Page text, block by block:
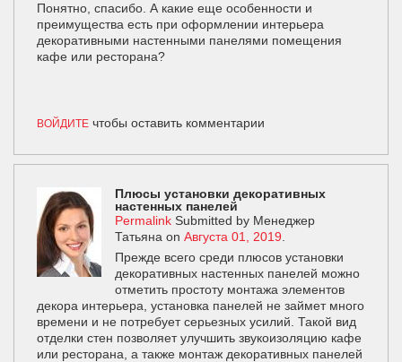
Понятно, спасибо. А какие еще особенности и
преимущества есть при оформлении интерьера
декоративными настенными панелями помещения
кафе или ресторана?
ВОЙДИТЕ чтобы оставить комментарии
Плюсы установки декоративных
настенных панелей
Permalink Submitted by Менеджер
Татьяна on Августа 01, 2019
Прежде всего среди плюсов установки
декоративных настенных панелей можно
отметить простоту монтажа элементов
декора интерьера, установка панелей не займет много
времени и не потребует серьезных усилий. Такой вид
отделки стен позволяет улучшить звукоизоляцию кафе
или ресторана, а также монтаж декоративных панелей